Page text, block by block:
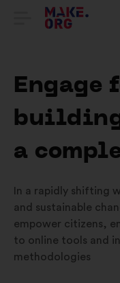
SAIDI
Engage
a
In a rapidly shifting
and sustainable
empower citizens,
to online tools and
methodologies